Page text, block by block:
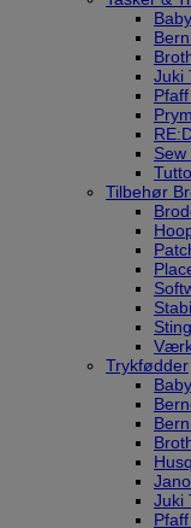
Juki
Sew
Tilbehør
Trykfødder
Juki